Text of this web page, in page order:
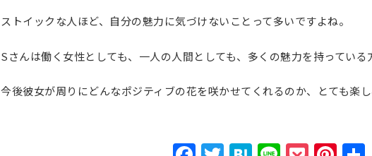
ストイックな人ほど、自分の魅力に気づけないことって多いですよね。
Sさんは働く女性としても、一人の人間としても、多くの魅力を持っている
今後彼女が周りにどんなポジティブの花を咲かせてくれるのか、とても楽し